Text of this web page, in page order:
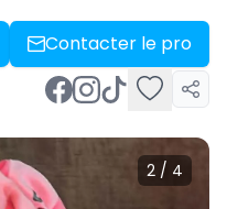
Contacter le pro
2 / 4